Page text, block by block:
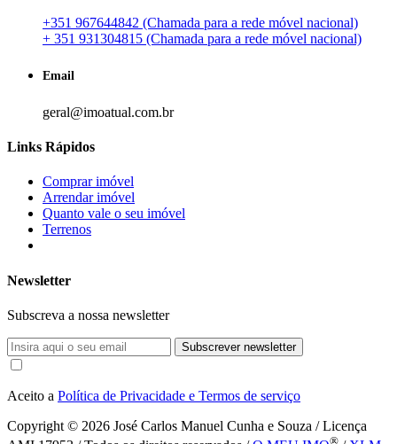
+351 967644842 (Chamada para a rede móvel nacional)
+ 351 931304815 (Chamada para a rede móvel nacional)
Email
geral@imoatual.com.br
Links Rápidos
Comprar imóvel
Arrendar imóvel
Quanto vale o seu imóvel
Terrenos
Newsletter
Subscreva a nossa newsletter
Subscrever newsletter
Aceito a Política de Privacidade e Termos de serviço
Copyright © 2026 José Carlos Manuel Cunha e Souza / Licença
®